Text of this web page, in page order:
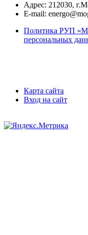
Адрес: 212030,
E-mail:
Политика РУП
персональных
Карта сайта
Вход на сайт